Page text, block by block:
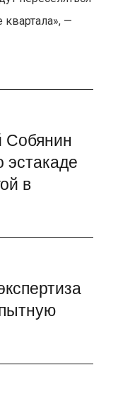
квартала», —
Собянин
эстакаде
в